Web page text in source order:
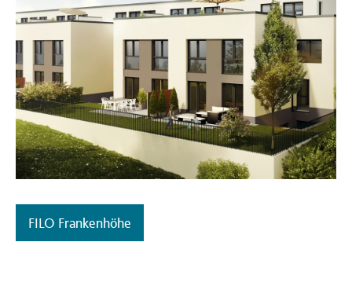
FILO Frankenhöhe